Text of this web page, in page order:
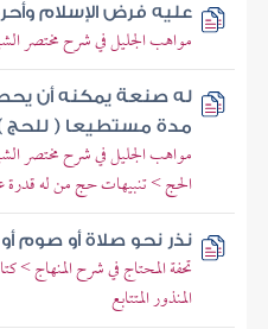
عليه فرض الإسلام
مواهب الجليل في شرح مختصر
له صنعة يمكنه أن
مدة مستطيعا ( للحج
مواهب الجليل في شرح مختصر
الحج > تنبيهات حج من له قدرة
نذر نحو صلاة أو صوم
تحفة المحتاج في شرح المنهاج
المنذور المتتابع